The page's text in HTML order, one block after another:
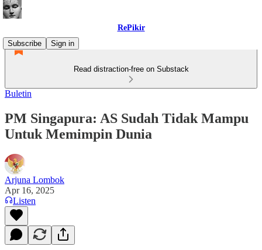
RePikir
Subscribe
Sign in
Read distraction-free on Substack
Buletin
PM Singapura: AS Sudah Tidak Mampu
Untuk Memimpin Dunia
Arjuna Lombok
Apr 16, 2025
Listen